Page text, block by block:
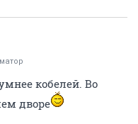
кобелей. Во
дворе